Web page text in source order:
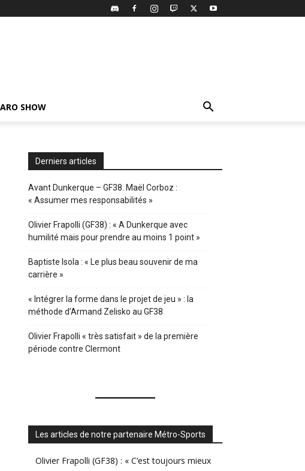
SHOW
Derniers articles
Avant Dunkerque – GF38. Maël Corboz :
« Assumer mes responsabilités »
Olivier Frapolli (GF38) : « A Dunkerque avec
humilité mais pour prendre au moins 1 point »
Baptiste Isola : « Le plus beau souvenir de ma
carrière »
« Intégrer la forme dans le projet de jeu » : la
méthode d’Armand Zelisko au GF38
Olivier Frapolli « très satisfait » de la première
période contre Clermont
Les articles de notre partenaire Métro-Sports
Olivier Frapolli (GF38) : « C’est toujours mieux